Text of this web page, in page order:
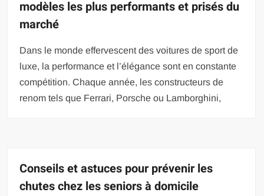
modèles les plus performants et prisés du
marché
Dans le monde effervescent des voitures de sport de
luxe, la performance et l’élégance sont en constante
compétition. Chaque année, les constructeurs de
renom tels que Ferrari, Porsche ou Lamborghini,
Conseils et astuces pour prévenir les
chutes chez les seniors à domicile